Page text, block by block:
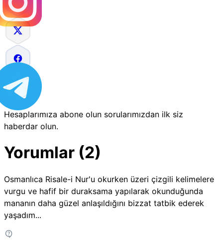
Hesaplarımıza abone olun sorularımızdan ilk siz
haberdar olun.
Yorumlar (2)
Osmanlıca Risale-i Nur'u okurken üzeri çizgili kelimelere
vurgu ve hafif bir duraksama yapılarak okunduğunda
mananın daha güzel anlaşıldığını bizzat tatbik ederek
yaşadım...